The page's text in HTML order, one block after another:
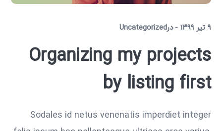
۹ تیر ۱۳۹۹ درUncategorized
Organizing my projects
by listing first
Sodales id netus venenatis imperdiet integer